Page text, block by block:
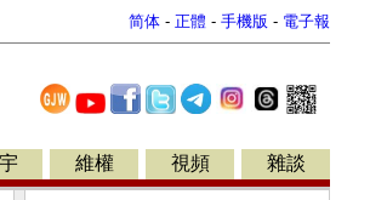
简体 - 正體 - 手機版 - 電子報
維權 視頻 雜談